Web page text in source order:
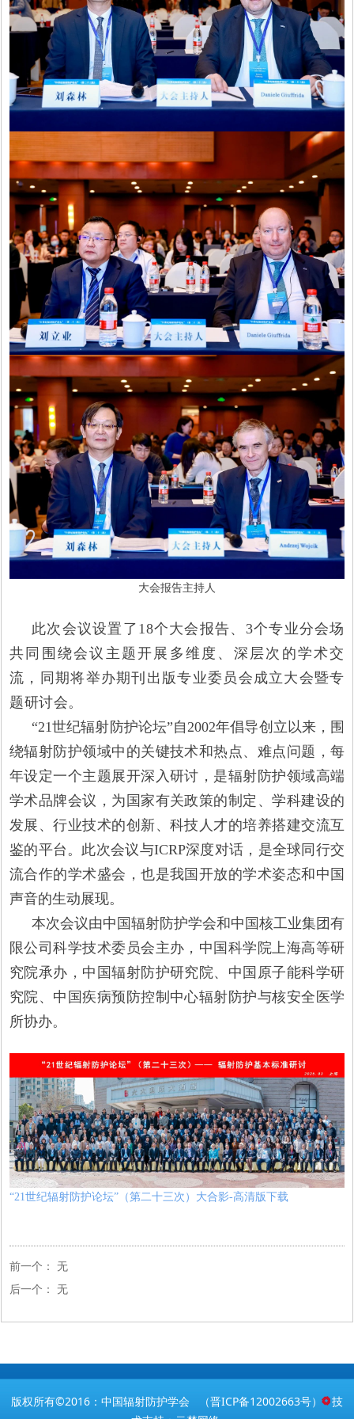
大会报告主持人
此次会议设置了18个大会报告、3个专业分会场
共同围绕会议主题开展多维度、深层次的学术交
流，同期将举办期刊出版专业委员会成立大会暨专
题研讨会。
“21世纪辐射防护论坛”自2002年倡导创立以来，围
绕辐射防护领域中的关键技术和热点、难点问题，每
年设定一个主题展开深入研讨，是辐射防护领域高端
学术品牌会议，为国家有关政策的制定、学科建设的
发展、行业技术的创新、科技人才的培养搭建交流互
鉴的平台。此次会议与ICRP深度对话，是全球同行交
流合作的学术盛会，也是我国开放的学术姿态和中国
声音的生动展现。
本次会议由中国辐射防护学会和中国核工业集团有
限公司科学技术委员会主办，中国科学院上海高等研
究院承办，中国辐射防护研究院、中国原子能科学研
究院、中国疾病预防控制中心辐射防护与核安全医学
所协办。
“21世纪辐射防护论坛”（第二十三次）大合影-高清版下载
前一个：
无
后一个：
无
版权所有©2016：中国辐射防护学会 （晋ICP备12002663号） 技